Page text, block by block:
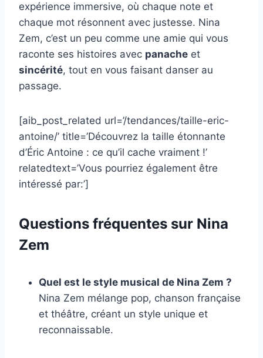
expérience immersive, où chaque note et
chaque mot résonnent avec justesse. Nina
Zem, c’est un peu comme une amie qui vous
raconte ses histoires avec panache et
sincérité, tout en vous faisant danser au
passage.
[aib_post_related url=’/tendances/taille-eric-
antoine/’ title=’Découvrez la taille étonnante
d’Éric Antoine : ce qu’il cache vraiment !’
relatedtext=’Vous pourriez également être
intéressé par:’]
Questions fréquentes sur Nina
Zem
Quel est le style musical de Nina Zem ?
Nina Zem mélange pop, chanson française
et théâtre, créant un style unique et
reconnaissable.